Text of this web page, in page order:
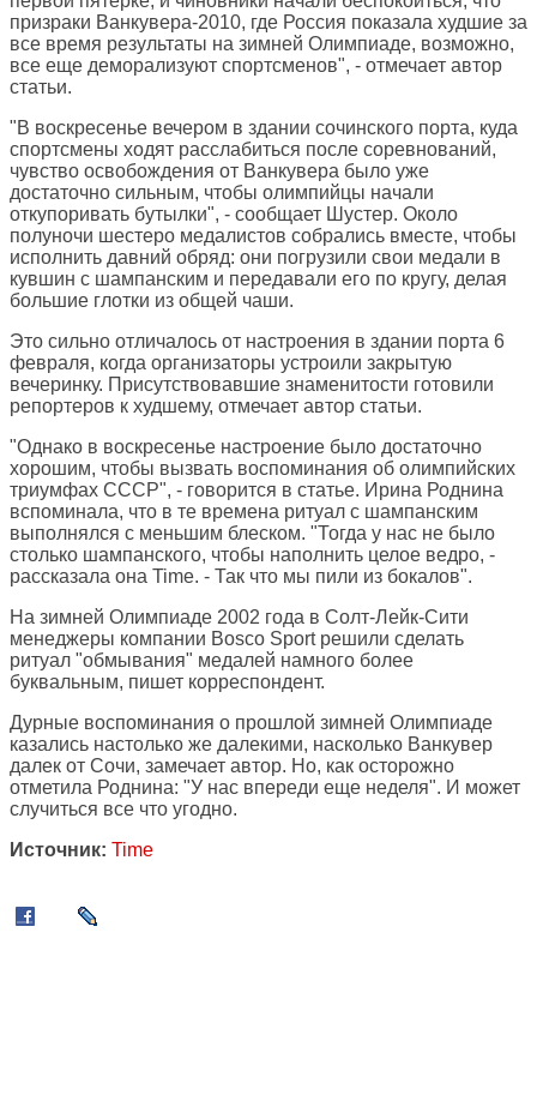
призраки Ванкувера-2010, где Россия показала худшие за
все время результаты на зимней Олимпиаде, возможно,
все еще деморализуют спортсменов", - отмечает автор
статьи.
"В воскресенье вечером в здании сочинского порта, куда
спортсмены ходят расслабиться после соревнований,
чувство освобождения от Ванкувера было уже
достаточно сильным, чтобы олимпийцы начали
откупоривать бутылки", - сообщает Шустер. Около
полуночи шестеро медалистов собрались вместе, чтобы
исполнить давний обряд: они погрузили свои медали в
кувшин с шампанским и передавали его по кругу, делая
большие глотки из общей чаши.
Это сильно отличалось от настроения в здании порта 6
февраля, когда организаторы устроили закрытую
вечеринку. Присутствовавшие знаменитости готовили
репортеров к худшему, отмечает автор статьи.
"Однако в воскресенье настроение было достаточно
хорошим, чтобы вызвать воспоминания об олимпийских
триумфах СССР", - говорится в статье. Ирина Роднина
вспоминала, что в те времена ритуал с шампанским
выполнялся с меньшим блеском. "Тогда у нас не было
столько шампанского, чтобы наполнить целое ведро, -
рассказала она Time. - Так что мы пили из бокалов".
На зимней Олимпиаде 2002 года в Солт-Лейк-Сити
менеджеры компании Bosco Sport решили сделать
ритуал "обмывания" медалей намного более
буквальным, пишет корреспондент.
Дурные воспоминания о прошлой зимней Олимпиаде
казались настолько же далекими, насколько Ванкувер
далек от Сочи, замечает автор. Но, как осторожно
отметила Роднина: "У нас впереди еще неделя". И может
случиться все что угодно.
Источник: Time